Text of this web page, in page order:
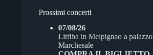
bo
ok
tte
r
Prossimi concerti
07/08/26
Litfiba inMelpignao a palazzo
Marchesale